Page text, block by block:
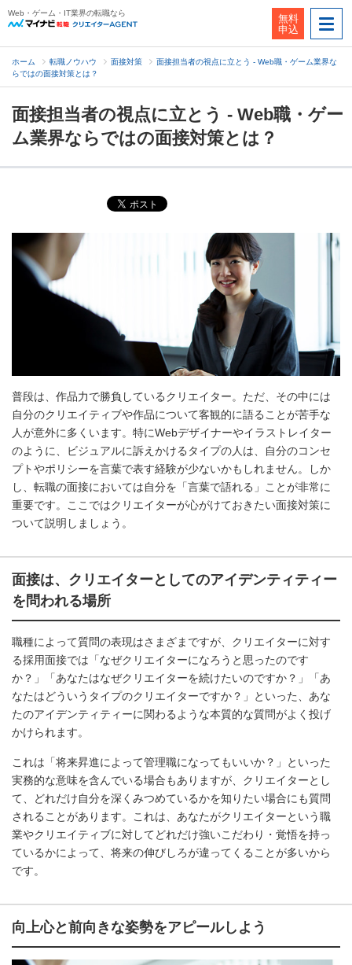
Web・ゲーム・IT業界の転職なら
無料
申込
ホーム 転職ノウハウ 面接対策
面接担当者の視点に立とう - Web職・ゲーム業界な
らではの面接対策とは？
面接担当者の視点に立とう - Web職・ゲー
ム業界ならではの面接対策とは？
普段は、作品力で勝負しているクリエイター。ただ、その中には
自分のクリエイティブや作品について客観的に語ることが苦手な
人が意外に多くいます。特にWebデザイナーやイラストレイター
のように、ビジュアルに訴えかけるタイプの人は、自分のコンセ
プトやポリシーを言葉で表す経験が少ないかもしれません。しか
し、転職の面接においては自分を「言葉で語れる」ことが非常に
重要です。ここではクリエイターが心がけておきたい面接対策に
ついて説明しましょう。
面接は、クリエイターとしてのアイデンティティー
を問われる場所
職種によって質問の表現はさまざまですが、クリエイターに対す
る採用面接では「なぜクリエイターになろうと思ったのです
か？」「あなたはなぜクリエイターを続けたいのですか？」「あ
なたはどういうタイプのクリエイターですか？」といった、あな
たのアイデンティティーに関わるような本質的な質問がよく投げ
かけられます。
これは「将来昇進によって管理職になってもいいか？」といった
実務的な意味を含んでいる場合もありますが、クリエイターとし
て、どれだけ自分を深くみつめているかを知りたい場合にも質問
されることがあります。これは、あなたがクリエイターという職
業やクリエイティブに対してどれだけ強いこだわり・覚悟を持っ
ているかによって、将来の伸びしろが違ってくることが多いから
です。
向上心と前向きな姿勢をアピールしよう